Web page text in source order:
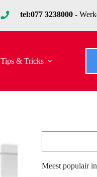
tel:077 3238000-
Tips & Tricks
Meest populair